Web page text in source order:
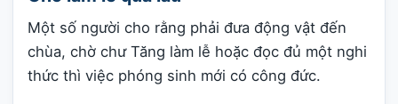
Một số người cho rằng phải đưa động vật đến
chùa, chờ chư Tăng làm lễ hoặc đọc đủ một nghi
thức thì việc phóng sinh mới có công đức.